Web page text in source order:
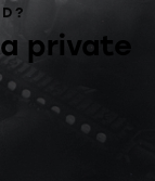
private